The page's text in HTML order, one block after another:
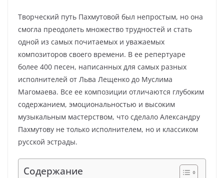
Творческий путь Пахмутовой был непростым, но она
смогла преодолеть множество трудностей и стать
одной из самых почитаемых и уважаемых
композиторов своего времени. В ее репертуаре
более 400 песен, написанных для самых разных
исполнителей от Льва Лещенко до Муслима
Магомаева. Все ее композиции отличаются глубоким
содержанием, эмоциональностью и высоким
музыкальным мастерством, что сделало Александру
Пахмутову не только исполнителем, но и классиком
русской эстрады.
Содержание